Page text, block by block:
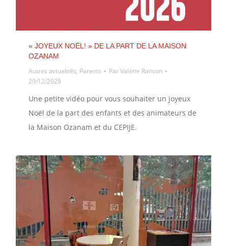
« JOYEUX NOËL! » DE LA PART DE LA MAISON
OZANAM
Autres actualités, Parents ParValérie Ranson
29/12/2025
Une petite vidéo pour vous souhaiter un joyeux
Noël de la part des enfants et des animateurs de
la Maison Ozanam et du CEPIJE.